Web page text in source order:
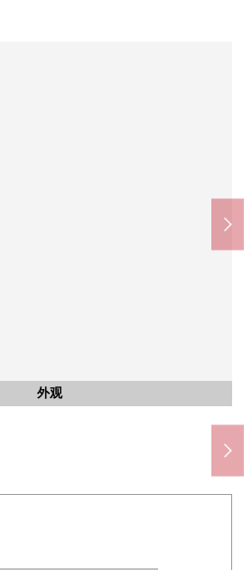
外观
外观
外观
含有前面道路的外观
国立第7小学(约1150m)
步行15分钟
国立第3中学(约1280m)
步行16分钟
西府商店(约930m)
步行12分钟
内科诊所(约810m)
步行11分钟